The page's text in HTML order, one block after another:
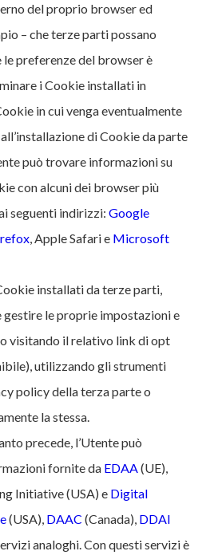
del proprio browser ed
– che terze parti possano
preferenze del browser è
i Cookie installati in
in cui venga eventualmente
di Cookie da parte
può trovare informazioni su
con alcuni dei browser più
seguenti indirizzi: Google
, Apple Safari e Microsoft
installati da terze parti,
gestire le proprie impostazioni e
visitando il relativo link di opt
utilizzando gli strumenti
policy della terza parte o
la stessa.
precede, l’Utente può
fornite da EDAA(UE),
Initiative (USA) e Digital
(USA), DAAC (Canada), DDAI
analoghi. Con questi servizi è